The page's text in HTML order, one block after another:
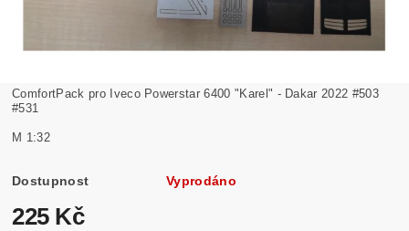
ComfortPack pro Iveco Powerstar 6400 "Karel" - Dakar 2022 #503
#531
M 1:32
Dostupnost Vyprodáno
225 Kč